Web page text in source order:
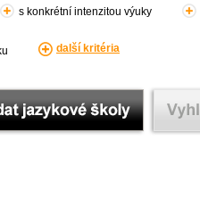
s konkrétní intenzitou výuky
další kritéria